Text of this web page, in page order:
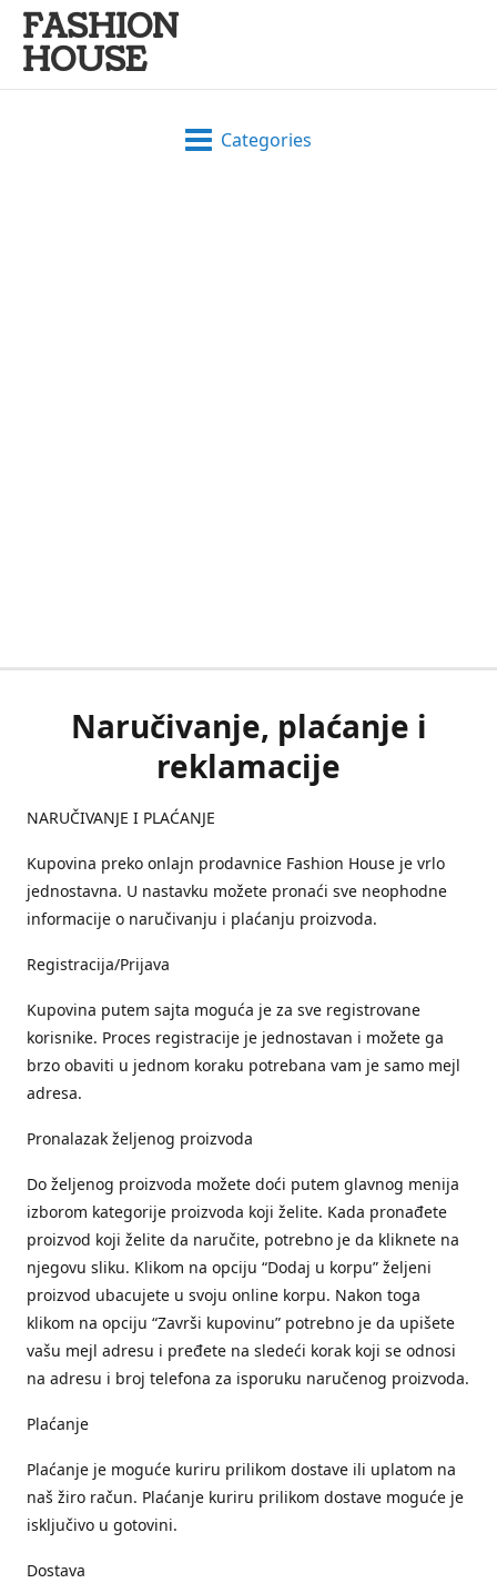
FASHION
HOUSE
Categories
Naručivanje, plaćanje i
reklamacije
NARUČIVANJE I PLAĆANJE
Kupovina preko onlajn prodavnice Fashion House je vrlo
jednostavna. U nastavku možete pronaći sve neophodne
informacije o naručivanju i plaćanju proizvoda.
Registracija/Prijava
Kupovina putem sajta moguća je za sve registrovane
korisnike. Proces registracije je jednostavan i možete ga
brzo obaviti u jednom koraku potrebana vam je samo mejl
adresa.
Pronalazak željenog proizvoda
Do željenog proizvoda možete doći putem glavnog menija
izborom kategorije proizvoda koji želite. Kada pronađete
proizvod koji želite da naručite, potrebno je da kliknete na
njegovu sliku. Klikom na opciju “Dodaj u korpu” željeni
proizvod ubacujete u svoju online korpu. Nakon toga
klikom na opciju “Završi kupovinu” potrebno je da upišete
vašu mejl adresu i pređete na sledeći korak koji se odnosi
na adresu i broj telefona za isporuku naručenog proizvoda.
Plaćanje
Plaćanje je moguće kuriru prilikom dostave ili uplatom na
naš žiro račun. Plaćanje kuriru prilikom dostave moguće je
isključivo u gotovini.
Dostava